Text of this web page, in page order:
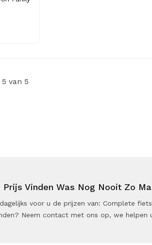
van 5
Prijs Vinden Was Nog Nooit Zo
voor u de prijzen van: Complete
Neem contact met ons op, we helpen